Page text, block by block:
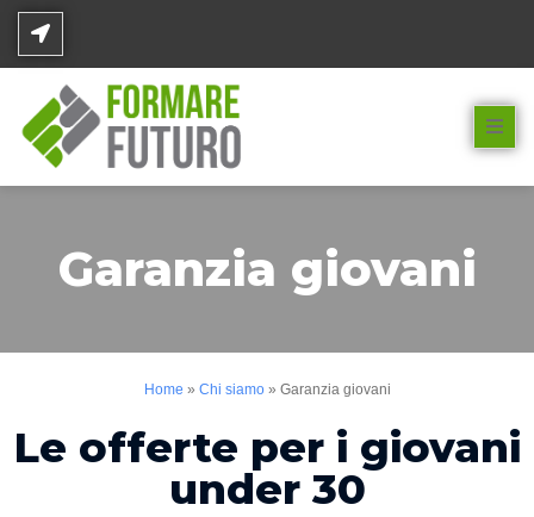
Garanzia giovani
Home » Chi siamo» Garanzia giovani
Le offerte per i giovani
under 30